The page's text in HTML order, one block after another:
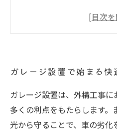
家の外観が変わる！ガ
使いやすさもアップ！
用法
ガレージ設置の注意点
しない外構工事
ガレージ設置で始まる
ガレージ設置は、外構工事に
多くの利点をもたらします。
光から守ることで、車の劣